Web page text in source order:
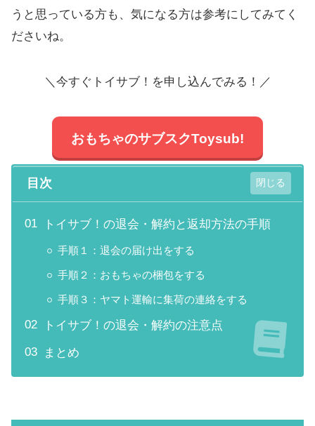
うと思っている方も、気になる方は参考にしてみてく
ださいね。
＼今すぐトイサブ！を申し込んでみる！／
おもちゃのサブスクToysub!
目次
トイサブ！の退会・解約と返却方法の手順
手順１：退会の届け出をする
手順２：おもちゃの梱包をする
手順３：ヤマト運輸に集荷の連絡をする
トイサブ！の退会・解約の注意点
まとめ